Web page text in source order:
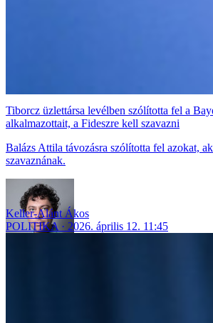
Tiborcz üzlettársa levélben szólította fel a
alkalmazottait, a Fideszre kell szavazni
Balázs Attila távozásra szólította fel azokat,
szavaznának.
Keller-Alánt Ákos
POLITIKA
2026. április 12. 11:45